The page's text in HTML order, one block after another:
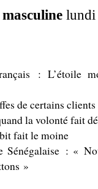
lundi
: L’étoile
de certains clients
la volonté fait
fait le moine
Sénégalaise : «
»